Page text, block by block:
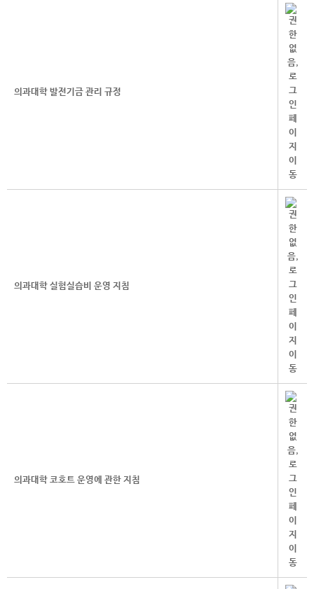
의과대학 발전기금 관리 규정
의과대학 실험실습비 운영 지침
의과대학 코호트 운영에 관한 지침